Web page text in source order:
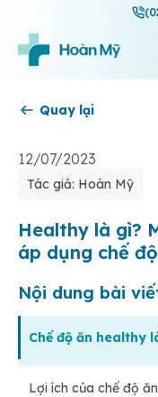
Quay lại
12/07/2023
Tác giả: Hoàn Mỹ
Healthy là gì?
áp dụng chế
Nội dung bài
Chế độ ăn healthy
Lợi ích của chế độ